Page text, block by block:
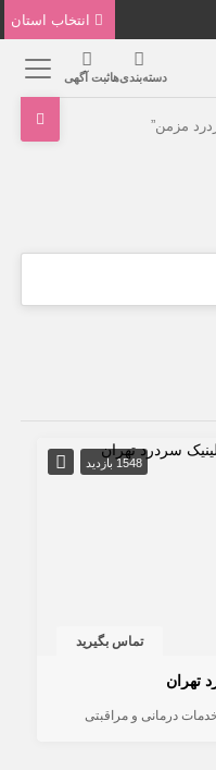
دسته‌بندی‌هاثبت آگهی
مزمن”
1548 بازدید
تماس بگیرید
تهران
درمانی و مراقبتی